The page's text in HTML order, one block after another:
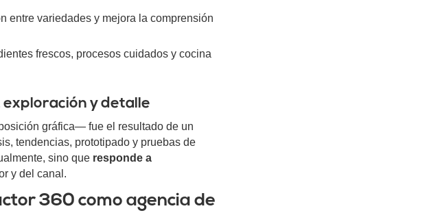
entre variedades y mejora la comprensión
frescos, procesos cuidados y cocina
y detalle
gráfica— fue el resultado de un
tendencias, prototipado y pruebas de
sino que responde a
y del canal.
360 como agencia de